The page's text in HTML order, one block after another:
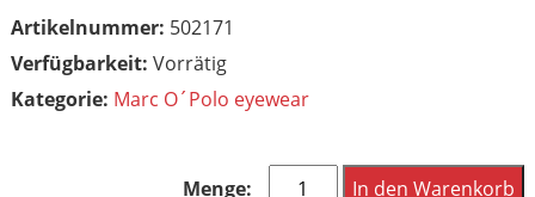
Artikelnummer: 502171
Vorrätig
Kategorie: Marc O´Polo eyewear
Marc
In den Warenkorb